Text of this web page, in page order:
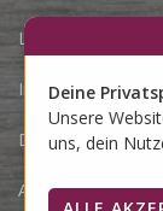
Lieferbedingungen
Impressum
AGB
Deine
Unsere
uns, dein